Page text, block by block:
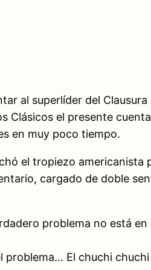
al superlíder del
Clásicos el presente
en muy poco tiempo.
el tropiezo americanista
cargado de doble
problema no está en
problema… El chuchi